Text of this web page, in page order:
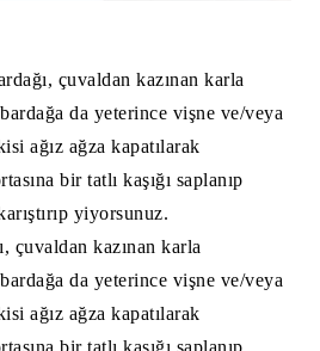
çuvaldan kazınan karla
da yeterince vişne ve/veya
ağız ağza kapatılarak
bir tatlı kaşığı saplanıp
yiyorsunuz.
çuvaldan kazınan karla
da yeterince vişne ve/veya
ağız ağza kapatılarak